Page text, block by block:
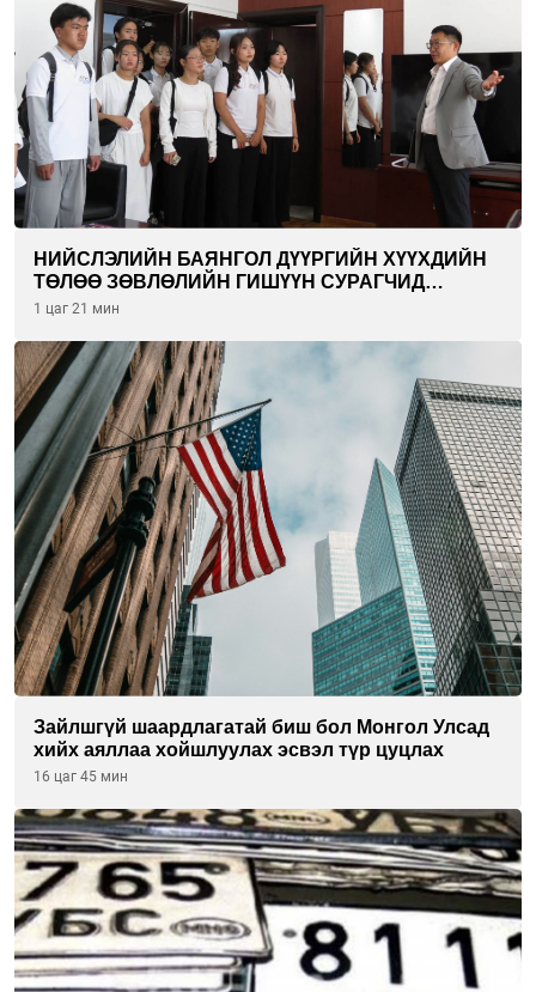
НИЙСЛЭЛИЙН БАЯНГОЛ ДҮҮРГИЙН ХҮҮХДИЙН
ТӨЛӨӨ ЗӨВЛӨЛИЙН ГИШҮҮН СУРАГЧИД
БОЛОВСРОЛЫН ЯАМАНД ЗОЧИЛЛОО
1 цаг 21 мин
Зайлшгүй шаардлагатай биш бол Монгол Улсад
хийх аяллаа хойшлуулах эсвэл түр цуцлах
16 цаг 45 мин